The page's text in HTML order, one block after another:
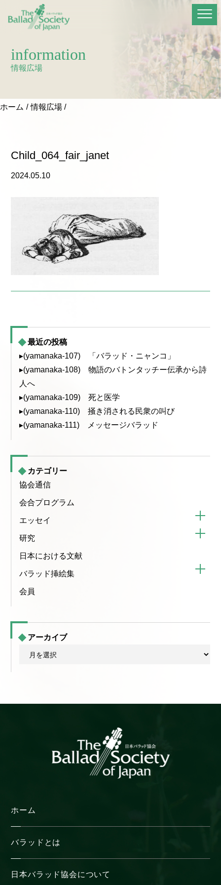
information
情報広場
ホーム 情報広場
Child_064_fair_janet
2024.05.10
最近の投稿
▸(yamanaka-107) 「バラッド・ニャンコ」
▸(yamanaka-108) 物語のバトンタッチー伝承から詩
人へ
▸(yamanaka-109) 死と医学
▸(yamanaka-110) 掻き消される民衆の叫び
▸(yamanaka-111) メッセージバラッド
カテゴリー
協会通信
会合プログラム
エッセイ
研究
日本における文献
バラッド挿絵集
会員
アーカイブ
ブ
ホーム
バラッドとは
日本バラッド協会について